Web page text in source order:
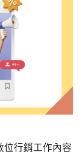
位行銷工作內容